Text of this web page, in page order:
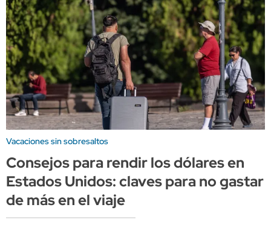
Vacaciones sin sobresaltos
Consejos para rendir los dólares en
Estados Unidos: claves para no gastar
de más en el viaje